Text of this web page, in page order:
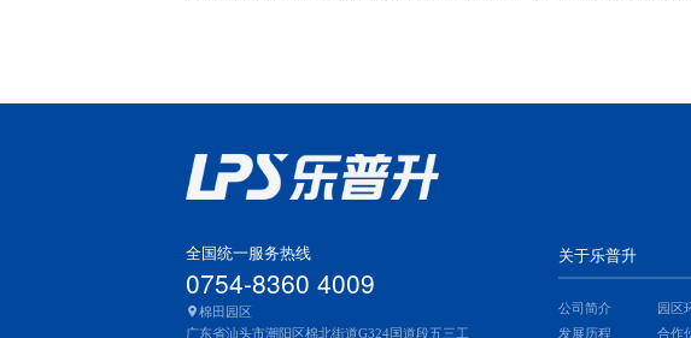
全国统一服务热线
0754-8360 4009
棉田园区
广东省汕头市潮阳区棉北街道G324国道段五三工
关于乐普升
公司简介
园区
发展历程
合作